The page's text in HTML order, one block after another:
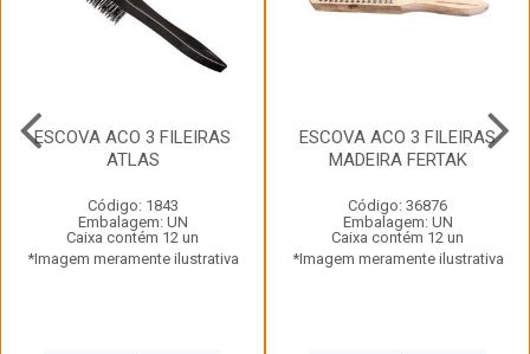
ESCOVA ACO 3 FILEIRAS
ATLAS
Código: 1843
Embalagem: UN
Caixa contém 12 un
*Imagem meramente ilustrativa
ESCOVA ACO 3 FILEIRAS
MADEIRA FERTAK
Código: 36876
Embalagem: UN
Caixa contém 12 un
*Imagem meramente ilustrativa